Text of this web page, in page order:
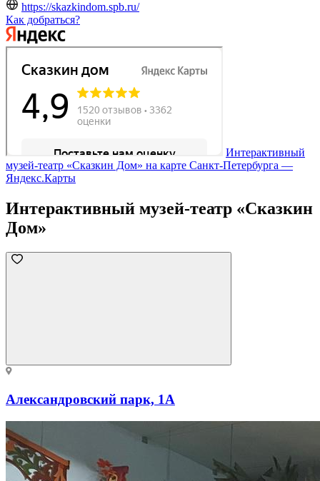
https://skazkindom.spb.ru/
Как добраться?
Интерактивный
музей-театр «Сказкин Дом» на карте Санкт‑Петербурга —
Яндекс.Карты
Интерактивный музей-театр «Сказкин
Дом»
Александровский парк, 1А